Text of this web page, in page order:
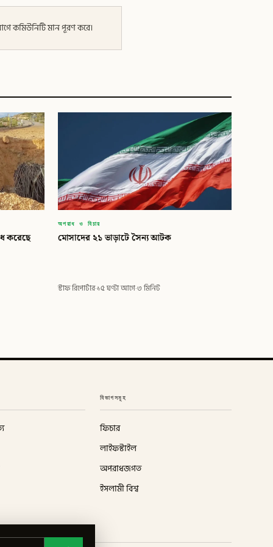
কমিউনিটি মান পূরণ করে।
করেছে
অপরাধ ও বিচার
মোসাদের ২১ ভাড়াটে সৈন্য আটক
স্টাফ রিপোর্টার·১৫ ঘণ্টা আগে·৩ মিনিট
বিভাগসমূহ
ফিচার
লাইফস্টাইল
অপরাধজগত
ইসলামী বিশ্ব